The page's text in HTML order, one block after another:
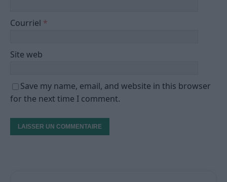
Courriel *
Site web
Save my name, email, and website in this browser
for the next time I comment.